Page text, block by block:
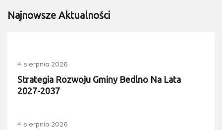
Najnowsze Aktualności
4 sierpnia 2026
Strategia Rozwoju Gminy Bedlno Na Lata
2027-2037
4 sierpnia 2026